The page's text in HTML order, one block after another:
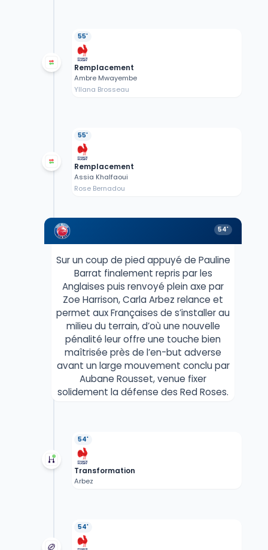
55'
Remplacement
Ambre Mwayembe
Yllana Brosseau
55'
Remplacement
Assia Khalfaoui
Rose Bernadou
54'
Sur un coup de pied appuyé de Pauline
Barrat finalement repris par les
Anglaises puis renvoyé plein axe par
Zoe Harrison, Carla Arbez relance et
permet aux Françaises de s’installer au
milieu du terrain, d’où une nouvelle
pénalité leur offre une touche bien
maîtrisée près de l’en-but adverse
avant un large mouvement conclu par
Aubane Rousset, venue fixer
solidement la défense des Red Roses.
54'
Transformation
Arbez
54'